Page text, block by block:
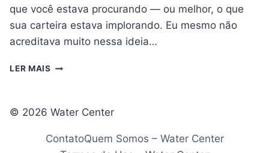
que você estava procurando — ou melhor, o que
sua carteira estava implorando. Eu mesmo não
acreditava muito nessa ideia…
LER MAIS OPORTUNIDADE:
PERTO
VOCÊ
© 2026 Water Center
ContatoQuem Somos – Water Center